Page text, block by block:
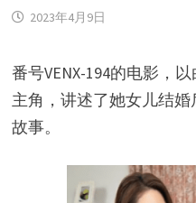
2023年4月9日
番号VENX-194的电影，
主角，讲述了她女儿结
故事。